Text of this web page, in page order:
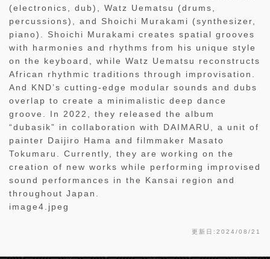
(electronics, dub), Watz Uematsu (drums,
percussions), and Shoichi Murakami (synthesizer,
piano). Shoichi Murakami creates spatial grooves
with harmonies and rhythms from his unique style
on the keyboard, while Watz Uematsu reconstructs
African rhythmic traditions through improvisation.
And KND’s cutting-edge modular sounds and dubs
overlap to create a minimalistic deep dance
groove. In 2022, they released the album
“dubasik” in collaboration with DAIMARU, a unit of
painter Daijiro Hama and filmmaker Masato
Tokumaru. Currently, they are working on the
creation of new works while performing improvised
sound performances in the Kansai region and
throughout Japan.
image4.jpeg
更新日:2024/08/21